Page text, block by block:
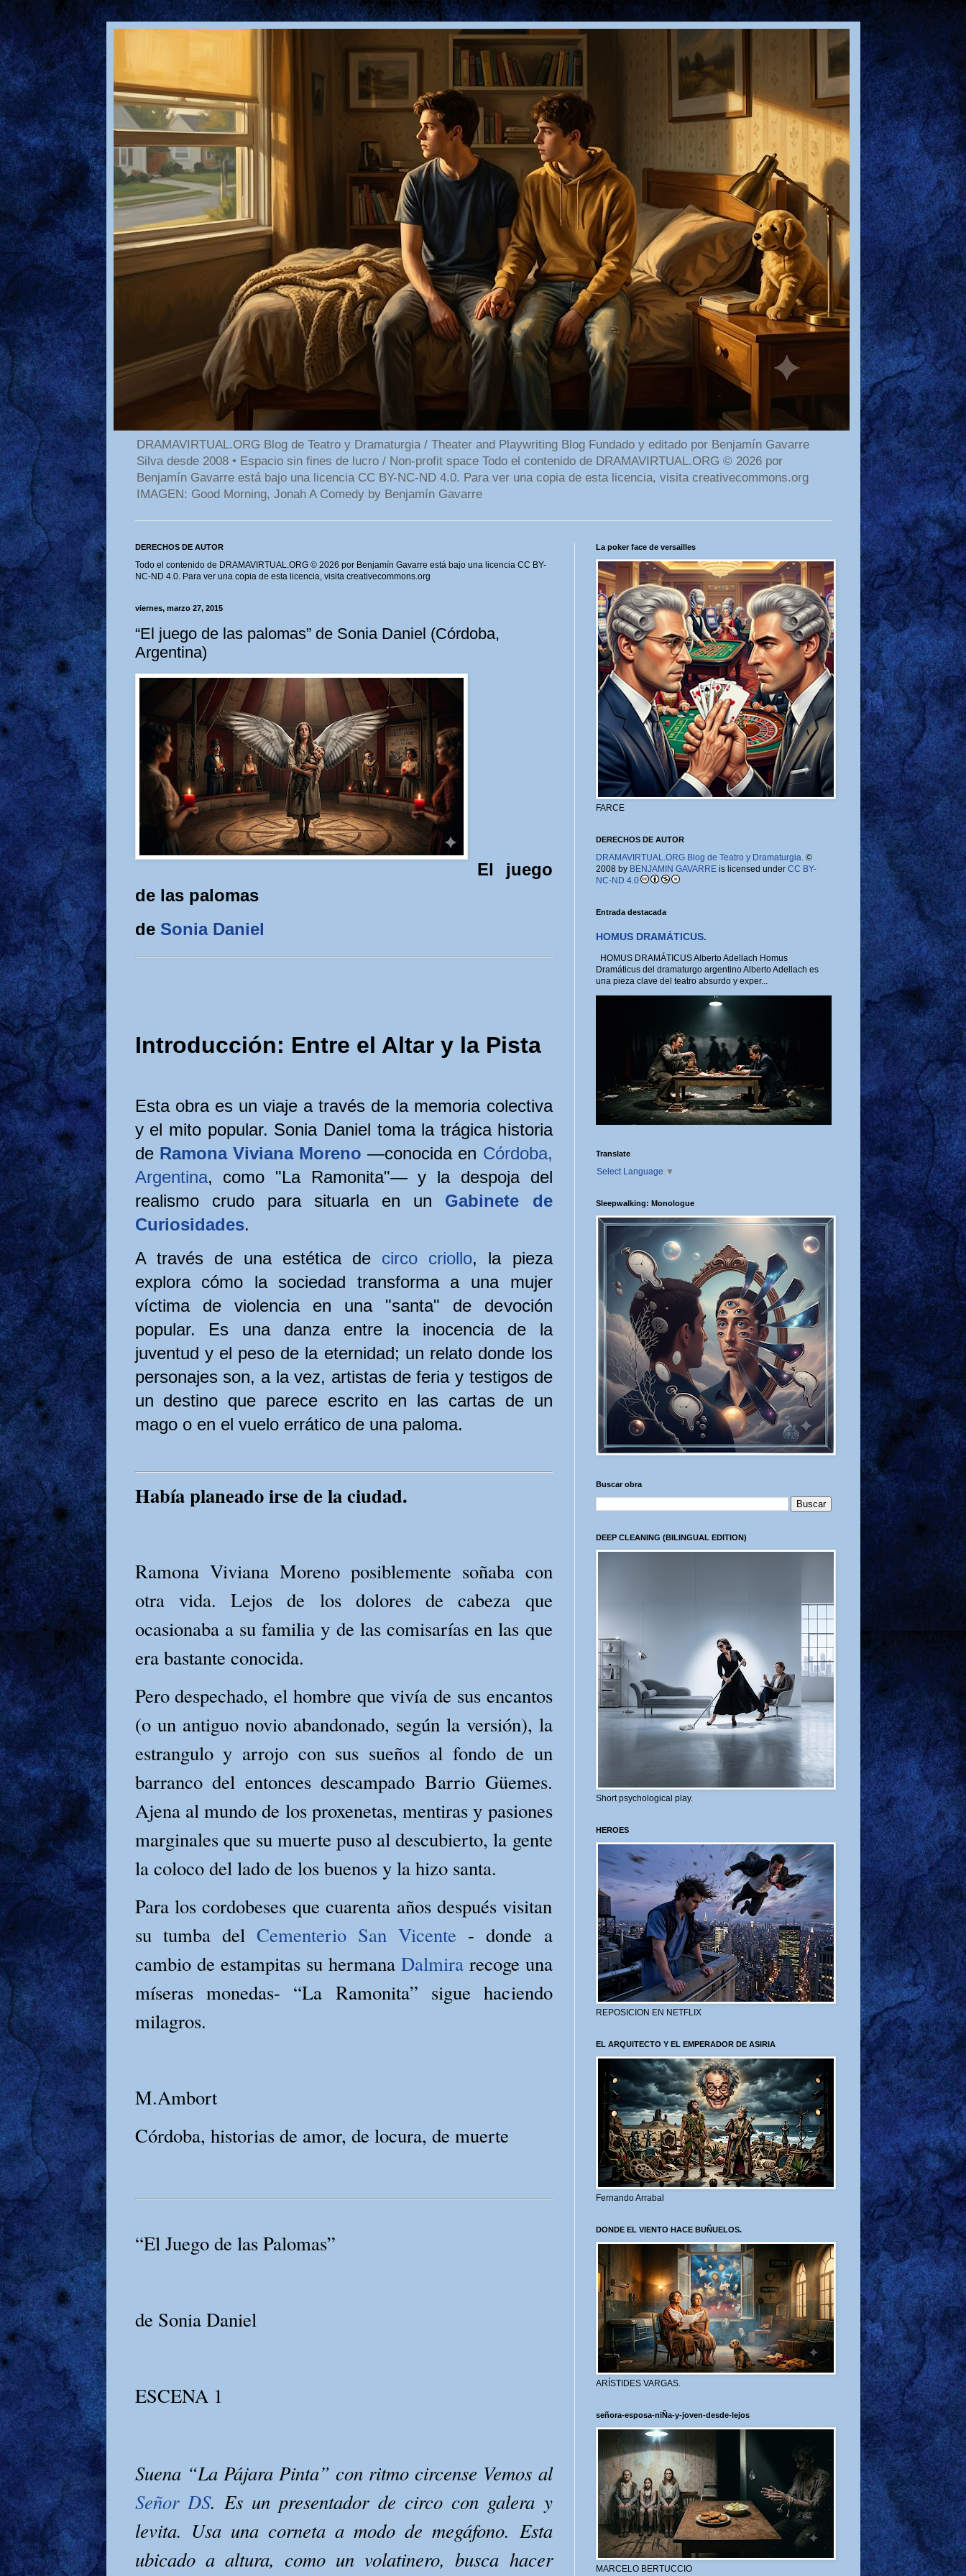
DRAMAVIRTUAL.ORG Blog de Teatro y Dramaturgia / Theater and Playwriting Blog Fundado y editado por Benjamín Gavarre
Silva desde 2008 • Espacio sin fines de lucro / Non-profit space Todo el contenido de DRAMAVIRTUAL.ORG © 2026 por
Benjamín Gavarre está bajo una licencia CC BY-NC-ND 4.0. Para ver una copia de esta licencia, visita creativecommons.org
IMAGEN: Good Morning, Jonah A Comedy by Benjamín Gavarre
DERECHOS DE AUTOR
Todo el contenido de DRAMAVIRTUAL.ORG © 2026 por Benjamín Gavarre está bajo una licencia CC BY-
NC-ND 4.0. Para ver una copia de esta licencia, visita creativecommons.org
viernes, marzo 27, 2015
“El juego de las palomas” de Sonia Daniel (Córdoba,
Argentina)
El juego
de las palomas
de Sonia Daniel
Introducción: Entre el Altar y la Pista
Esta obra es un viaje a través de la memoria colectiva
y el mito popular. Sonia Daniel toma la trágica historia
de Ramona Viviana Moreno —conocida en Córdoba,
Argentina, como "La Ramonita"— y la despoja del
realismo crudo para situarla en un Gabinete de
Curiosidades.
A través de una estética de circo criollo, la pieza
explora cómo la sociedad transforma a una mujer
víctima de violencia en una "santa" de devoción
popular. Es una danza entre la inocencia de la
juventud y el peso de la eternidad; un relato donde los
personajes son, a la vez, artistas de feria y testigos de
un destino que parece escrito en las cartas de un
mago o en el vuelo errático de una paloma.
Había planeado irse de la ciudad.
Ramona Viviana Moreno posiblemente soñaba con
otra vida. Lejos de los dolores de cabeza que
ocasionaba a su familia y de las comisarías en las que
era bastante conocida.
Pero despechado, el hombre que vivía de sus encantos
(o un antiguo novio abandonado, según la versión), la
estrangulo y arrojo con sus sueños al fondo de un
barranco del entonces descampado Barrio Güemes.
Ajena al mundo de los proxenetas, mentiras y pasiones
marginales que su muerte puso al descubierto, la gente
la coloco del lado de los buenos y la hizo santa.
Para los cordobeses que cuarenta años después visitan
su tumba del Cementerio San Vicente - donde a
cambio de estampitas su hermana Dalmirarecoge una
míseras monedas- “La Ramonita” sigue haciendo
milagros.
M.Ambort
Córdoba, historias de amor, de locura, de muerte
“El Juego de las Palomas”
de Sonia Daniel
ESCENA 1
Suena “La Pájara Pinta” con ritmo circense Vemos al
Señor DS. Es un presentador de circo con galera y
levita. Usa una corneta a modo de megáfono. Esta
ubicado a altura, como un volatinero, busca hacer
La poker face de versailles
FARCE
DERECHOS DE AUTOR
DRAMAVIRTUAL.ORG Blog de Teatro y Dramaturgia.©
2008 by BENJAMIN GAVARREis licensed under CC BY-
NC-ND 4.0
Entrada destacada
HOMUS DRAMÁTICUS.
HOMUS DRAMÁTICUS Alberto Adellach Homus
Dramáticus del dramaturgo argentino Alberto Adellach es
una pieza clave del teatro absurdo y exper...
Translate
Select Language ▼
Sleepwalking: Monologue
Buscar obra
DEEP CLEANING (BILINGUAL EDITION)
Short psychological play.
HEROES
REPOSICION EN NETFLIX
EL ARQUITECTO Y EL EMPERADOR DE ASIRIA
Fernando Arrabal
DONDE EL VIENTO HACE BUÑUELOS.
ARÍSTIDES VARGAS.
señora-esposa-niÑa-y-joven-desde-lejos
MARCELO BERTUCCIO